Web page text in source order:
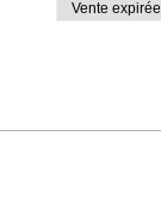
Vente expirée